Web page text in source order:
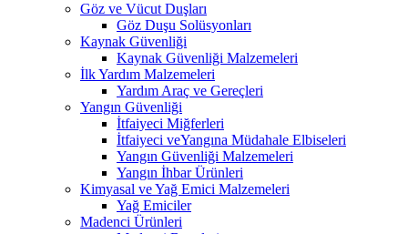
Göz ve Vücut Duşları
Göz Duşu Solüsyonları
Kaynak Güvenliği
Kaynak Güvenliği Malzemeleri
İlk Yardım Malzemeleri
Yardım Araç ve Gereçleri
Yangın Güvenliği
İtfaiyeci Miğferleri
İtfaiyeci veYangına Müdahale Elbiseleri
Yangın Güvenliği Malzemeleri
Yangın İhbar Ürünleri
Kimyasal ve Yağ Emici Malzemeleri
Yağ Emiciler
Madenci Ürünleri